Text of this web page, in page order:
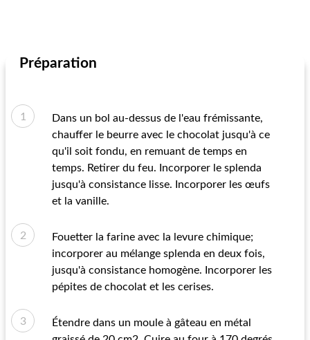
Préparation
Dans un bol au-dessus de l'eau frémissante,
chauffer le beurre avec le chocolat jusqu'à ce
qu'il soit fondu, en remuant de temps en
temps. Retirer du feu. Incorporer le splenda
jusqu'à consistance lisse. Incorporer les œufs
et la vanille.
Fouetter la farine avec la levure chimique;
incorporer au mélange splenda en deux fois,
jusqu'à consistance homogène. Incorporer les
pépites de chocolat et les cerises.
Étendre dans un moule à gâteau en métal